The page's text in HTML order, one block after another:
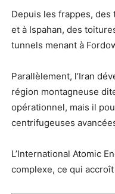
Depuis les frappes,
et à Ispahan, des
tunnels menant à
Parallèlement, l’Iran
région montagneuse
opérationnel, mais il
centrifugeuses
L’International Atomic
complexe, ce qui